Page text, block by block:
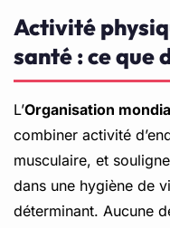
Activité
santé : ce que
L’Organisation
combiner activité
musculaire, et
dans une hygiène de
déterminant. Aucune